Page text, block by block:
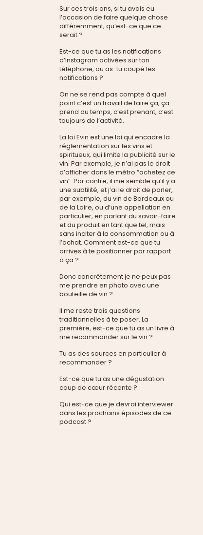
Sur ces trois ans, si tu avais eu
l’occasion de faire quelque chose
différemment, qu’est-ce que ce
serait ?
Est-ce que tu as les notifications
d’Instagram activées sur ton
téléphone, ou as-tu coupé les
notifications ?
On ne se rend pas compte à quel
point c’est un travail de faire ça, ça
prend du temps, c’est prenant, c’est
toujours de l’activité.
La loi Evin est une loi qui encadre la
réglementation sur les vins et
spiritueux, qui limite la publicité sur le
vin. Par exemple, je n’ai pas le droit
d’afficher dans le métro “achetez ce
vin”. Par contre, il me semble qu’il y a
une subtilité, et j’ai le droit de parler,
par exemple, du vin de Bordeaux ou
de la Loire, ou d’une appellation en
particulier, en parlant du savoir-faire
et du produit en tant que tel, mais
sans inciter à la consommation ou à
l’achat. Comment est-ce que tu
arrives à te positionner par rapport
à ça ?
Donc concrètement je ne peux pas
me prendre en photo avec une
bouteille de vin ?
Il me reste trois questions
traditionnelles à te poser. La
première, est-ce que tu as un livre à
me recommander sur le vin ?
Tu as des sources en particulier à
recommander ?
Est-ce que tu as une dégustation
coup de cœur récente ?
Qui est-ce que je devrai interviewer
dans les prochains épisodes de ce
podcast ?